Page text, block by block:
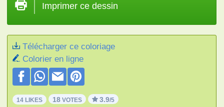
Imprimer ce dessin
Télécharger ce coloriage
Colorier en ligne
14 LIKES 18 VOTES 3.9/5